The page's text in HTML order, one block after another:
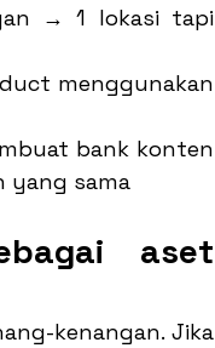
→ 1 lokasi tapi
menggunakan
bank konten
yang sama
aset
kenangan. Jika